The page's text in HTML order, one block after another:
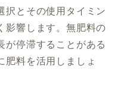
択とその使用タイミン
影響します。無肥料の
が停滞することがある
肥料を活用しましょ